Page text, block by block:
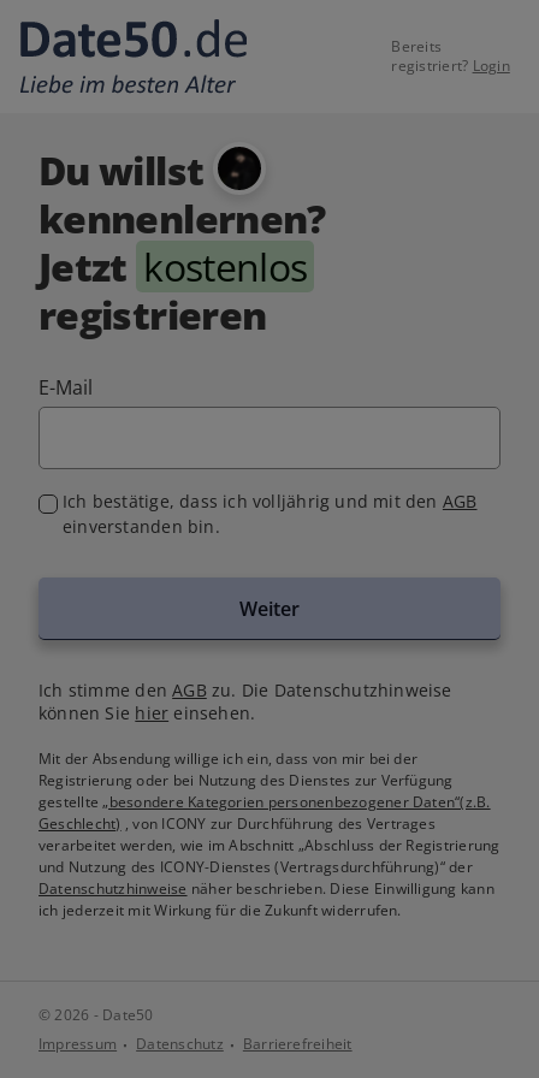
Bereits
registriert? Login
Du willst
kennenlernen?
Jetzt kostenlos
registrieren
E-Mail
Ich bestätige, dass ich volljährig und mit den AGB
einverstanden bin.
Weiter
Ich stimme denAGB zu. Die Datenschutzhinweise
können Sie hier einsehen.
Mit der Absendung willige ich ein, dass von mir bei der
Registrierung oder bei Nutzung des Dienstes zur Verfügung
gestellte„besondere Kategorien personenbezogener Daten“(z.B.
Geschlecht) , von ICONY zur Durchführung des Vertrages
verarbeitet werden, wie im Abschnitt „Abschluss der Registrierung
und Nutzung des ICONY-Dienstes (Vertragsdurchführung)“ der
Datenschutzhinweise näher beschrieben. Diese Einwilligung kann
ich jederzeit mit Wirkung für die Zukunft widerrufen.
© 2026 - Date50
Impressum
Datenschutz Barrierefreiheit